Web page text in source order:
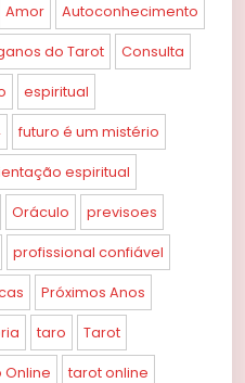
Amor Autoconhecimento
do Tarot Consulta
espiritual
futuro é um mistério
espiritual
Oráculo previsoes
profissional confiável
Próximos Anos
taro Tarot
Online tarot online